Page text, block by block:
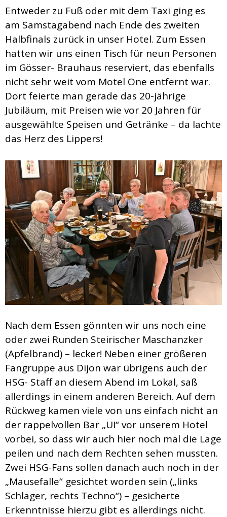
Entweder zu Fuß oder mit dem Taxi ging es
am Samstagabend nach Ende des zweiten
Halbfinals zurück in unser Hotel. Zum Essen
hatten wir uns einen Tisch für neun Personen
im Gösser- Brauhaus reserviert, das ebenfalls
nicht sehr weit vom Motel One entfernt war.
Dort feierte man gerade das 20-jährige
Jubiläum, mit Preisen wie vor 20 Jahren für
ausgewählte Speisen und Getränke – da lachte
das Herz des Lippers!
Nach dem Essen gönnten wir uns noch eine
oder zwei Runden Steirischer Maschanzker
(Apfelbrand) – lecker! Neben einer größeren
Fangruppe aus Dijon war übrigens auch der
HSG- Staff an diesem Abend im Lokal, saß
allerdings in einem anderen Bereich. Auf dem
Rückweg kamen viele von uns einfach nicht an
der rappelvollen Bar „UI“ vor unserem Hotel
vorbei, so dass wir auch hier noch mal die Lage
peilen und nach dem Rechten sehen mussten.
Zwei HSG-Fans sollen danach auch noch in der
„Mausefalle“ gesichtet worden sein („links
Schlager, rechts Techno“) – gesicherte
Erkenntnisse hierzu gibt es allerdings nicht.